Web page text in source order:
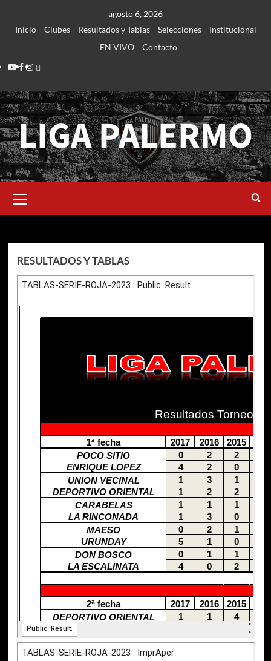
agosto 6, 2026
Inicio
Clubes Resultados y Tablas Selecciones
Institucional
EN VIVO
Contacto
Youtube
Facebook
Instagram
Login
LIGA PALERMO
primario
RESULTADOS Y TABLAS